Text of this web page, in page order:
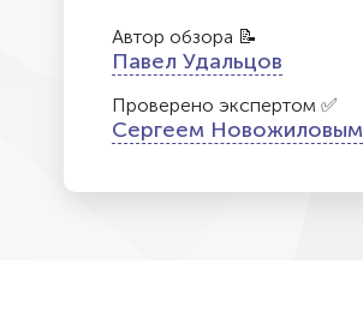
Автор обзора 📝
Павел Удальцов
Проверено экспертом ✅
Сергеем Новожиловым